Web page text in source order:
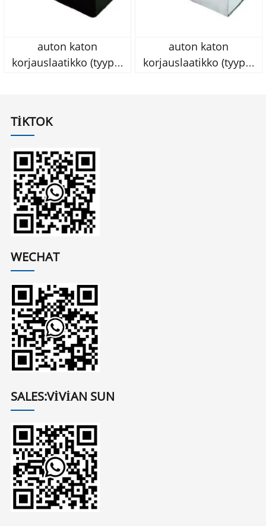
auton katon
korjauslaatikko (tyyppi
auton katon
korjauslaatikko (tyyppi
TIKTOK
WECHAT
SALES:VIVIAN SUN